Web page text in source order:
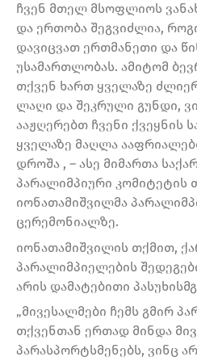
ჩვენ მთელ მსოფლიოს
და ერთობა შეგვიძლია,
დავიცვათ ერთმანეთი და
უსამართლობას. ამიტომ
თქვენ ხართ ყველაზე
ლაღი და შეკრული გუნდი,
ააჟღერებთ ჩვენი ქვეყნის
ყველაზე მაღლა
დროშა , – ასე მიმართა
პარალიმპიური კომიტეტის
იონათამიშვილმა
ცერემონიალზე.
იონათამიშვილის თქმით,
პარალიმპიელების
არის დამატებითი
„მივესალმები ჩემს გმირ
თქვენთან ერთად მინდა
პარასპორტსმენებს, ვინც